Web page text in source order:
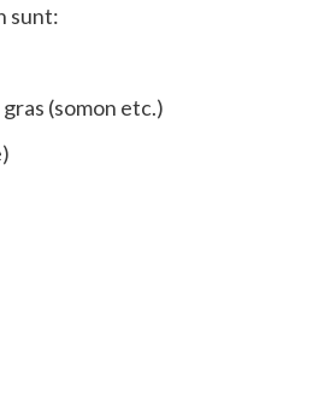
sunt:
(somon etc.)